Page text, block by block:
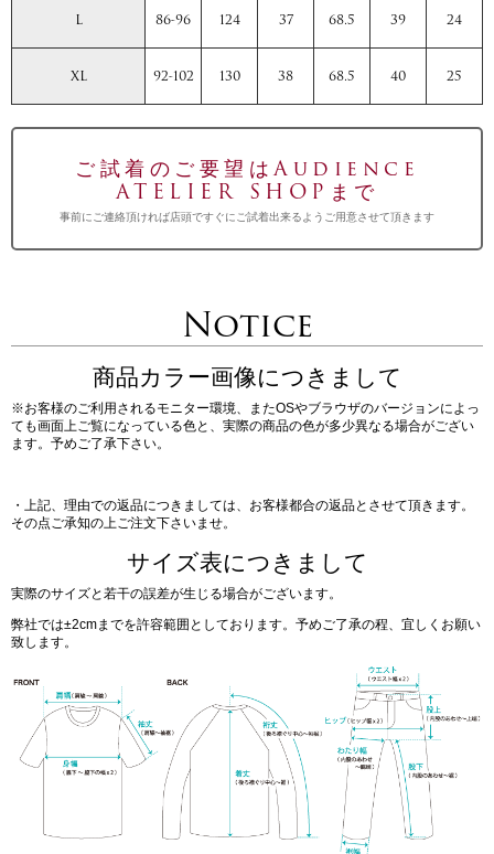
L 86-96 124 37 68.5 39 24
XL 92-102 130 38 68.5 40 25
ご試着のご要望はAudience
ATELIER SHOPまで
事前にご連絡頂ければ店頭ですぐにご試着出来るようご用意させて頂きます
Notice
商品カラー画像につきまして
※お客様のご利用されるモニター環境、またOSやブラウザのバージョンによっ
ても画面上ご覧になっている色と、実際の商品の色が多少異なる場合がござい
ます。予めご了承下さい。
・上記、理由での返品につきましては、お客様都合の返品とさせて頂きます。
その点ご承知の上ご注文下さいませ。
サイズ表につきまして
実際のサイズと若干の誤差が生じる場合がございます。
弊社では±2cmまでを許容範囲としております。予めご了承の程、宜しくお願い
致します。